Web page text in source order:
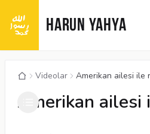
HARUN YAHYA
Videolar Amerikan ailesi ile
CC 00:05 / 03:41
Amerikan ailesi